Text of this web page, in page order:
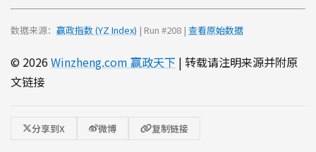
数据来源： 赢政指数 (YZ Index) | Run #208 | 查看原始数据
© 2026 Winzheng.com 赢政天下 | 转载请注明来源并附原
文链接
分享到X 微博 复制链接